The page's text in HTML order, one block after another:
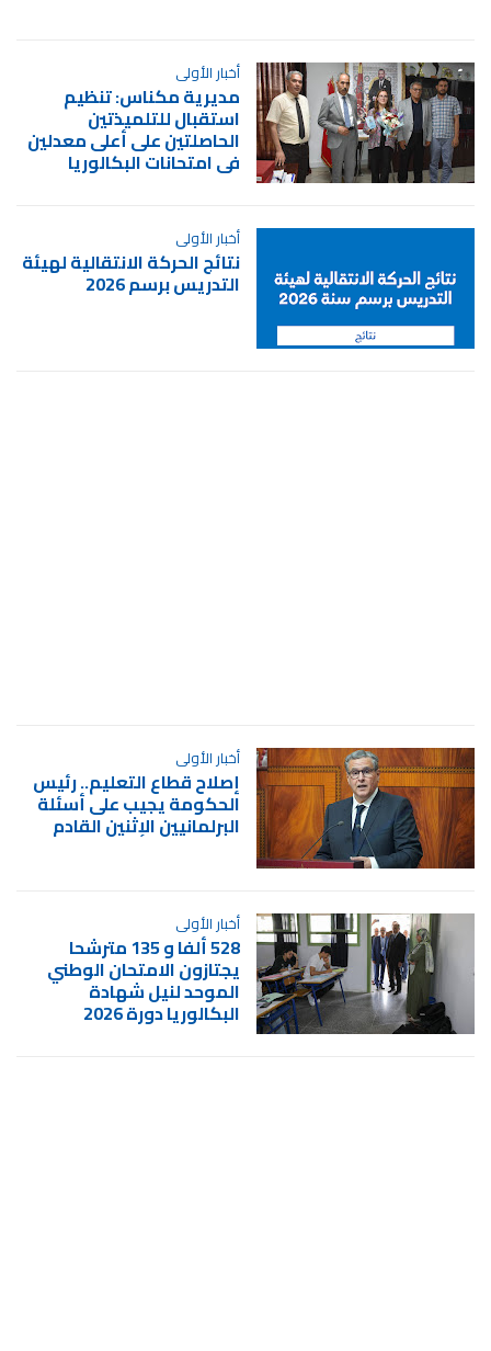
أخبار الأولى
مديرية مكناس: تنظيم
استقبال للتلميذتين
الحاصلتين على أعلى معدلين
في امتحانات البكالوريا
أخبار الأولى
نتائج الحركة الانتقالية لهيئة
التدريس برسم 2026
أخبار الأولى
إصلاح قطاع التعليم.. رئيس
الحكومة يجيب على أسئلة
البرلمانيين الإثنين القادم
أخبار الأولى
528 ألفا و 135 مترشحا
يجتازون الامتحان الوطني
الموحد لنيل شهادة
البكالوريا دورة 2026